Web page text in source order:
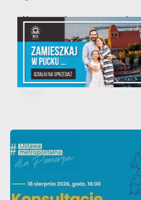
Ustawa dotycząca
w zakresie utrzymania
- zmiany w przepisach.